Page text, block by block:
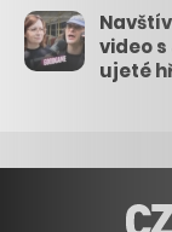
video
ujeté